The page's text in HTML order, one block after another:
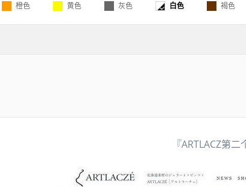
橙色 黄色 灰色 白色 褐色
『ARTLACZ第